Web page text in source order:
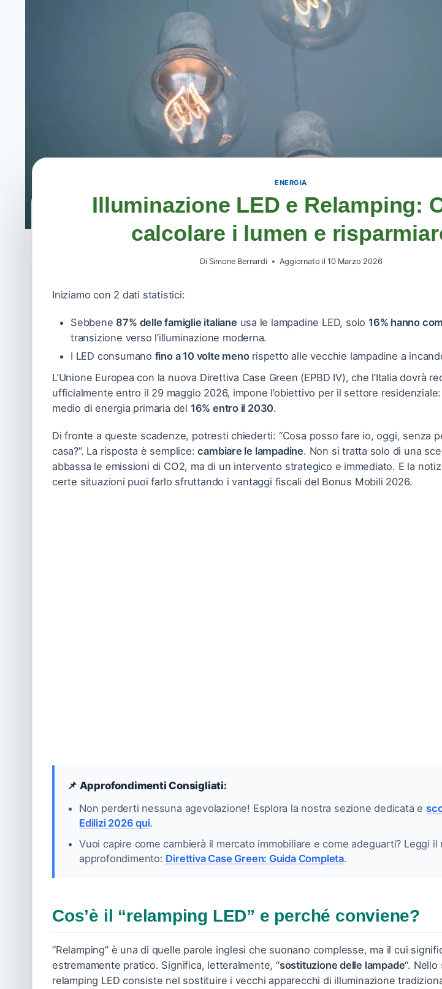
ENERGIA
Illuminazione LED e Relamping:
calcolare i lumen e
Di Simone Bernardi Aggiornato il 10 Marzo 2026
Iniziamo con 2 dati statistici:
Sebbene 87% delle famiglie italiane usa le lampadine LED, solo 16% hanno
transizione verso l’illuminazione moderna.
I LED consumano fino a 10 volte menorispetto alle vecchie lampadine a
L’Unione Europea con la nuova Direttiva Case Green (EPBD IV), che l’Italia dovrà
ufficialmente entro il 29 maggio 2026, impone l’obiettivo per il settore
medio di energia primaria del 16% entro il 2030.
Di fronte a queste scadenze, potresti chiederti: “Cosa posso fare io, oggi, senza
casa?”. La risposta è semplice:cambiare le lampadine. Non si tratta solo di una
abbassa le emissioni di CO2, ma di un intervento strategico e immediato. E la
certe situazioni puoi farlo sfruttando i vantaggi fiscali del Bonus Mobili 2026.
📌 Approfondimenti Consigliati:
Non perderti nessuna agevolazione! Esplora la nostra sezione dedicata e
Edilizi 2026 qui.
Vuoi capire come cambierà il mercato immobiliare e come adeguarti? Leggi il
approfondimento: Direttiva Case Green: Guida Completa.
Cos’è il “relamping LED” e perché conviene?
“Relamping” è una di quelle parole inglesi che suonano complesse, ma il cui
estremamente pratico. Significa, letteralmente, “sostituzione delle lampade“.
relamping LED consiste nel sostituire i vecchi apparecchi di illuminazione